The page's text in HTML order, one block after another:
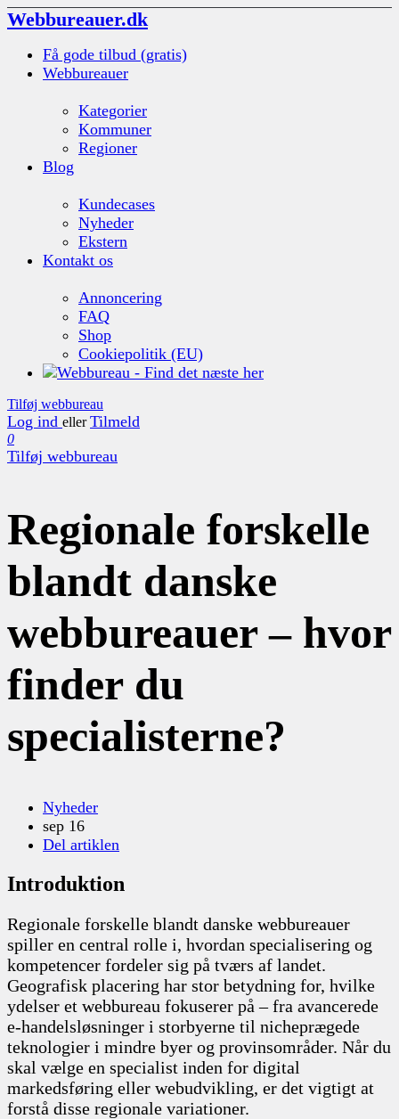
Webbureauer.dk
Få gode tilbud (gratis)
Webbureauer
Kategorier
Kommuner
Regioner
Blog
Kundecases
Nyheder
Ekstern
Kontakt os
Annoncering
FAQ
Shop
Cookiepolitik (EU)
Tilføj webbureau
Log ind eller Tilmeld
0
Tilføj webbureau
Regionale forskelle
blandt danske
webbureauer – hvor
finder du
specialisterne?
Nyheder
sep 16
Del artiklen
Introduktion
Regionale forskelle blandt danske webbureauer
spiller en central rolle i, hvordan specialisering og
kompetencer fordeler sig på tværs af landet.
Geografisk placering har stor betydning for, hvilke
ydelser et webbureau fokuserer på – fra avancerede
e-handelsløsninger i storbyerne til nicheprægede
teknologier i mindre byer og provinsområder. Når du
skal vælge en specialist inden for digital
markedsføring eller webudvikling, er det vigtigt at
forstå disse regionale variationer.